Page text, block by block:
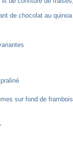
de chocolat au
sur fond de